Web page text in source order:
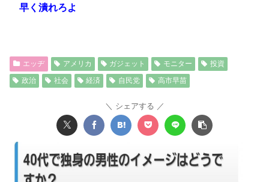
早く潰れろよ
エッヂ アメリカ ガジェット モニター
投資
政治
社会 経済 自民党 高市早苗
シェアする